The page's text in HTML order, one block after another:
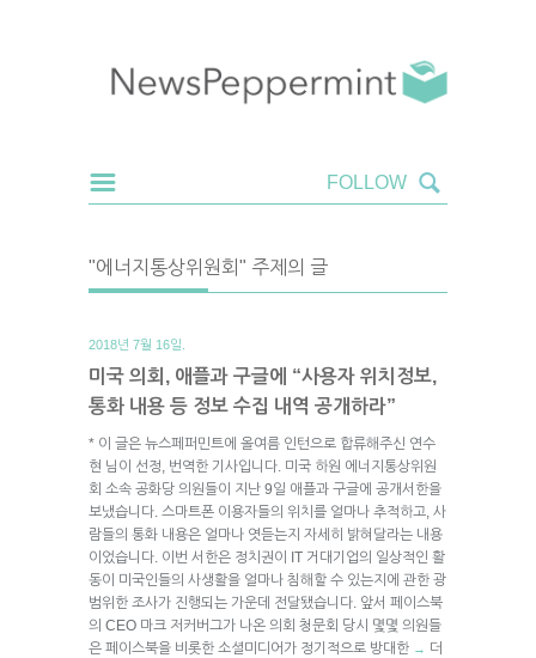
"에너지통상위원회" 주제의 글
2018년 7월 16일.
미국 의회, 애플과 구글에 “사용자 위치정보,
통화 내용 등 정보 수집 내역 공개하라”
* 이 글은 뉴스페퍼민트에 올여름 인턴으로 합류해주신 연수
현 님이 선정, 번역한 기사입니다. 미국 하원 에너지통상위원
회 소속 공화당 의원들이 지난 9일 애플과 구글에 공개서한을
보냈습니다. 스마트폰 이용자들의 위치를 얼마나 추적하고, 사
람들의 통화 내용은 얼마나 엿듣는지 자세히 밝혀달라는 내용
이었습니다. 이번 서한은 정치권이 IT 거대기업의 일상적인 활
동이 미국인들의 사생활을 얼마나 침해할 수 있는지에 관한 광
범위한 조사가 진행되는 가운데 전달됐습니다. 앞서 페이스북
의 CEO 마크 저커버그가 나온 의회 청문회 당시 몇몇 의원들
은 페이스북을 비롯한 소셜미디어가 정기적으로 방대한 → 더